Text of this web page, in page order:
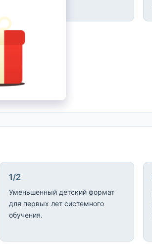
1/2
Уменьшенный детский формат
для первых лет системного
обучения.